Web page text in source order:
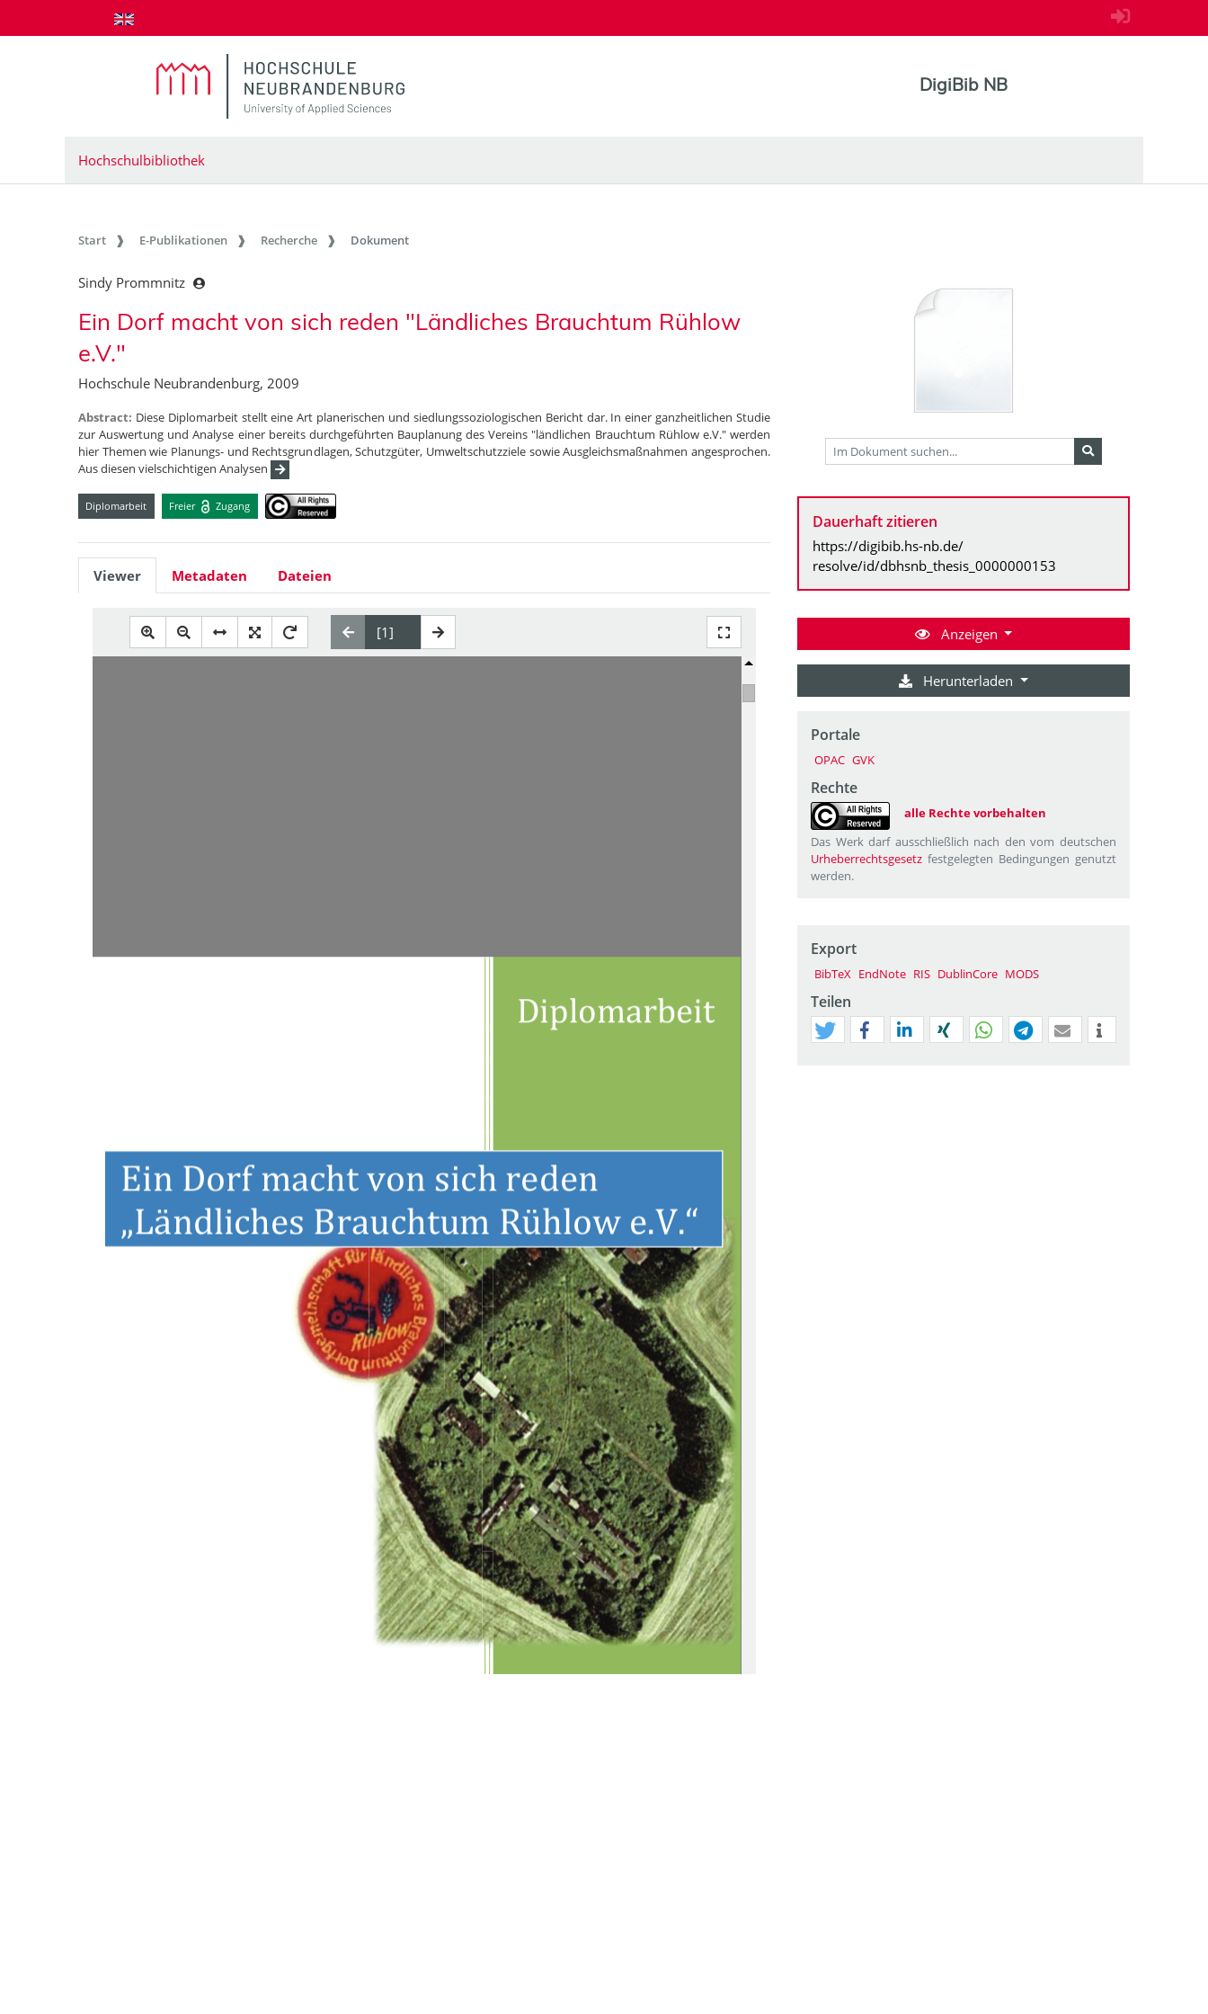
zum Inhalt springen
DigiBib NB
Hochschulbibliothek
Start E-Publikationen Recherche Dokument
Sindy Prommnitz
Ein Dorf macht von sich reden "Ländliches Brauchtum Rühlow
e.V."
Hochschule Neubrandenburg, 2009
Abstract: Diese Diplomarbeit stellt eine Art planerischen und siedlungssoziologischen Bericht dar. In einer ganzheitlichen Studie
zur Auswertung und Analyse einer bereits durchgeführten Bauplanung des Vereins "ländlichen Brauchtum Rühlow e.V." werden
hier Themen wie Planungs- und Rechtsgrundlagen, Schutzgüter, Umweltschutzziele sowie Ausgleichsmaßnahmen angesprochen.
Aus diesen vielschichtigen Analysen
Diplomarbeit Freier Zugang
Viewer Metadaten Dateien
Diplomarbeit
Ein Dorf macht von sich reden
„Ländliches Brauchtum Rühlow e.V.“
Dauerhaft zitieren
https://digibib.hs-nb.de/
resolve/id/dbhsnb_thesis_0000000153
Anzeigen
Herunterladen
Portale
OPAC GVK
Rechte
alle Rechte vorbehalten
Das Werk darf ausschließlich nach den vom deutschen
Urheberrechtsgesetz festgelegten Bedingungen genutzt
werden.
Export
BibTeX EndNote RIS DublinCore MODS
Teilen